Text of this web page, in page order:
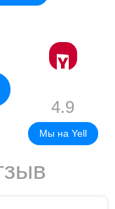
4.9
Мы на Yell